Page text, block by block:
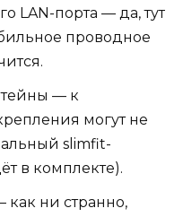
LAN-порта — да, тут
проводное
— к
могут не
slimfit-
в комплекте).
ни странно,